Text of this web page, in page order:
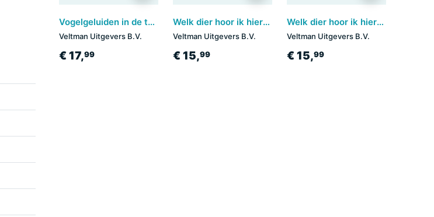
Vogelgeluiden in de tuin
Veltman Uitgevers B.V.
€ 17,99
Welk dier hoor ik hier? - Troeteldieren
Veltman Uitgevers B.V.
€ 15,99
Welk dier hoor ik hier? - Babydieren
Veltman Uitgevers B.V.
€ 15,99